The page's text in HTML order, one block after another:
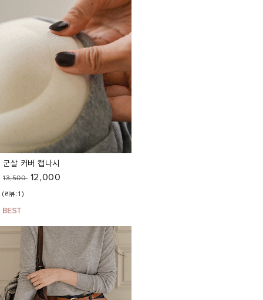
군살 커버 캡나시
13,500 12,000
(리뷰:1)